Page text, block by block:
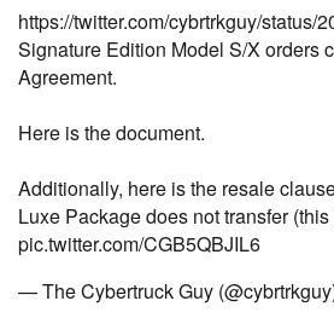
https://twitter.com/cybrtrkguy/status/
Signature Edition Model S/X orders
Agreement.
Here is the document.
Additionally, here is the resale
Luxe Package does not transfer
pic.twitter.com/CGB5QBJIL6
— The Cybertruck Guy